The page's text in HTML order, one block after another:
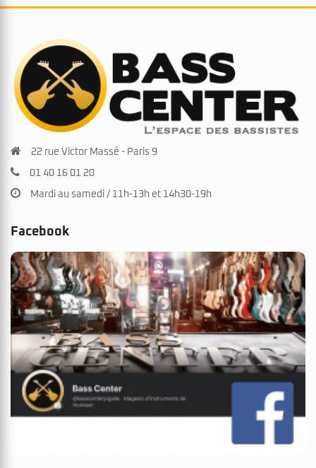
22 rue Victor Massé - Paris 9
01 40 16 01 20
Mardi au samedi / 11h-13h et 14h30-19h
Facebook